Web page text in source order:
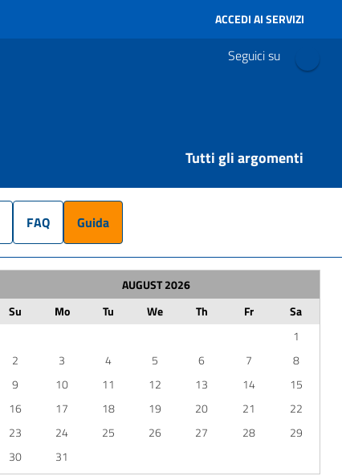
ACCEDI AI SERVIZI
Seguici su
Tutti gli argomenti
FAQ Guida
AUGUST 2026
Su
Mo Tu We Th Fr Sa
1
2
3 4 5 6 7
8
9
10 11 12 13 14
15
16
17 18 19 20 21
22
23
24 25 26 27 28
29
30
31